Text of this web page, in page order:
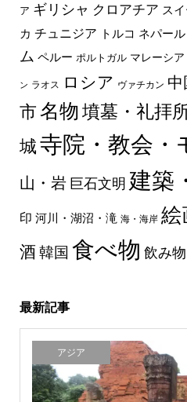
ア ギリシャ クロアチア ス
カ チュニジア トルコ ネパール
ム ペルー ポルトガル マレーシア
ン ラオス ロシア ヴァチカン 中
市 名物 墳墓・礼拝
城 寺院・教会・
山・岩 巨石文明 建築
印 河川・湖沼・滝 海・海岸 絵
酒韓国 食べ物 飲み物
最新記事
アジア